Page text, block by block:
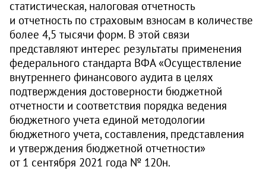
статистическая, налоговая отчетность
и отчетность по страховым взносам в количестве
более 4,5 тысячи форм. В этой связи
представляют интерес результаты применения
федерального стандарта ВФА «Осуществление
внутреннего финансового аудита в целях
подтверждения достоверности бюджетной
отчетности и соответствия порядка ведения
бюджетного учета единой методологии
бюджетного учета, составления, представления
и утверждения бюджетной отчетности»
от 1 сентября 2021 года № 120н.